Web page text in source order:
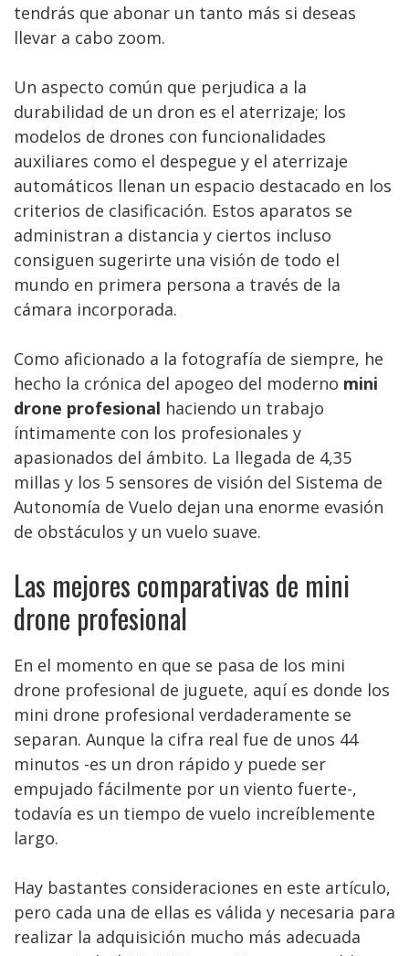
tendrás que abonar un tanto más si deseas
llevar a cabo zoom.
Un aspecto común que perjudica a la
durabilidad de un dron es el aterrizaje; los
modelos de drones con funcionalidades
auxiliares como el despegue y el aterrizaje
automáticos llenan un espacio destacado en los
criterios de clasificación. Estos aparatos se
administran a distancia y ciertos incluso
consiguen sugerirte una visión de todo el
mundo en primera persona a través de la
cámara incorporada.
Como aficionado a la fotografía de siempre, he
hecho la crónica del apogeo del moderno mini
drone profesional haciendo un trabajo
íntimamente con los profesionales y
apasionados del ámbito. La llegada de 4,35
millas y los 5 sensores de visión del Sistema de
Autonomía de Vuelo dejan una enorme evasión
de obstáculos y un vuelo suave.
Las mejores comparativas de mini
drone profesional
En el momento en que se pasa de los mini
drone profesional de juguete, aquí es donde los
mini drone profesional verdaderamente se
separan. Aunque la cifra real fue de unos 44
minutos -es un dron rápido y puede ser
empujado fácilmente por un viento fuerte-,
todavía es un tiempo de vuelo increíblemente
largo.
Hay bastantes consideraciones en este artículo,
pero cada una de ellas es válida y necesaria para
realizar la adquisición mucho más adecuada